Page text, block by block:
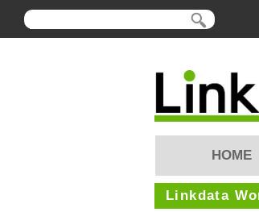
HOME
Linkdata